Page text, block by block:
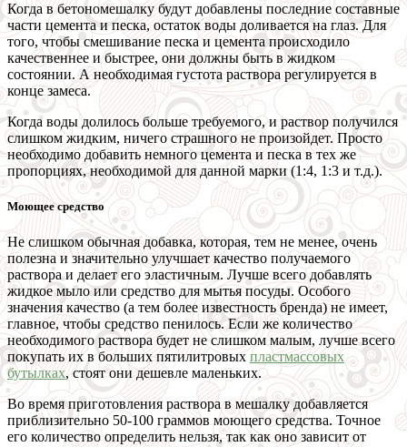
Когда в бетономешалку будут добавлены последние составные
части цемента и песка, остаток воды доливается на глаз. Для
того, чтобы смешивание песка и цемента происходило
качественнее и быстрее, они должны быть в жидком
состоянии. А необходимая густота раствора регулируется в
конце замеса.
Когда воды долилось больше требуемого, и раствор получился
слишком жидким, ничего страшного не произойдет. Просто
необходимо добавить немного цемента и песка в тех же
пропорциях, необходимой для данной марки (1:4, 1:3 и т.д.).
Моющее средство
Не слишком обычная добавка, которая, тем не менее, очень
полезна и значительно улучшает качество получаемого
раствора и делает его эластичным. Лучше всего добавлять
жидкое мыло или средство для мытья посуды. Особого
значения качество (а тем более известность бренда) не имеет,
главное, чтобы средство пенилось. Если же количество
необходимого раствора будет не слишком малым, лучше всего
покупать их в больших пятилитровых пластмассовых
бутылках, стоят они дешевле маленьких.
Во время приготовления раствора в мешалку добавляется
приблизительно 50-100 граммов моющего средства. Точное
его количество определить нельзя, так как оно зависит от